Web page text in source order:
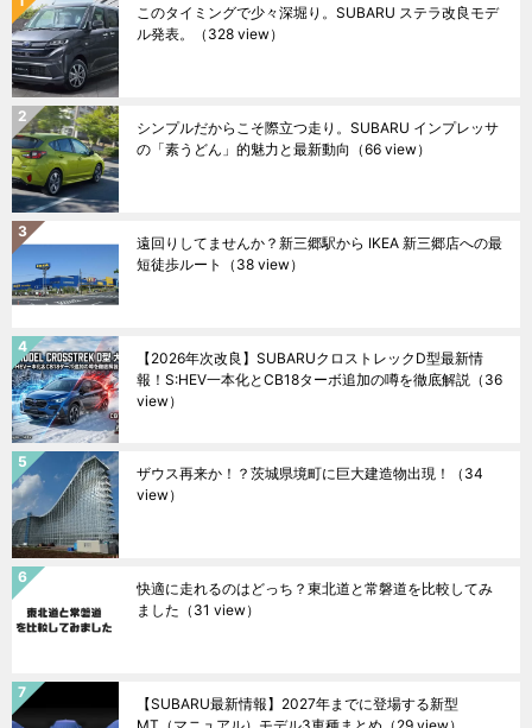
このタイミングで少々深堀り。SUBARU ステラ改良モデ
ル発表。
（328 view）
シンプルだからこそ際立つ走り。SUBARU インプレッサ
の「素うどん」的魅力と最新動向 （66 view）
遠回りしてませんか？新三郷駅から IKEA 新三郷店への最
短徒歩ルート
（38 view）
【2026年次改良】SUBARUクロストレックD型最新情
報！S:HEV一本化とCB18ターボ追加の噂を徹底解説 （36
view）
ザウス再来か！？茨城県境町に巨大建造物出現！
（34
view）
快適に走れるのはどっち？東北道と常磐道を比較してみ
ました （31 view）
【SUBARU最新情報】2027年までに登場する新型